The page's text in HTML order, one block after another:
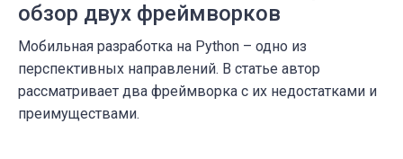
обзор двух фреймворков
Мобильная разработка на Python – одно из
перспективных направлений. В статье автор
рассматривает два фреймворка с их недостатками и
преимуществами.